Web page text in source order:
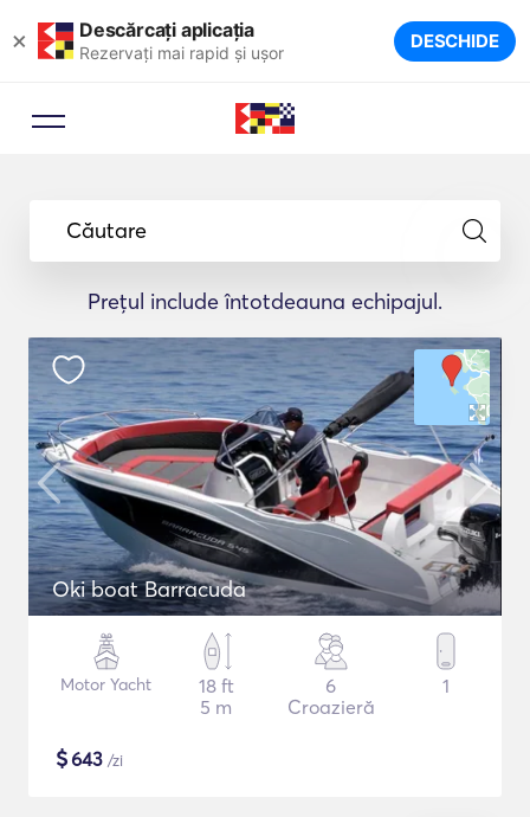
× Descărcați aplicația
Rezervați mai rapid și ușor DESCHIDE
Căutare
Prețul include întotdeauna echipajul.
Oki boat Barracuda
Motor Yacht
18 ft
5 m
6
Croazieră
1
$643 /zi